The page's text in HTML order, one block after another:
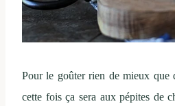
Pour le goûter rien de mieux que
cette fois ça sera aux pépites de